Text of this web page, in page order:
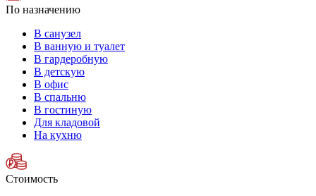
По назначению
В санузел
В ванную и туалет
В гардеробную
В детскую
В офис
В спальню
В гостиную
Для кладовой
На кухню
Стоимость